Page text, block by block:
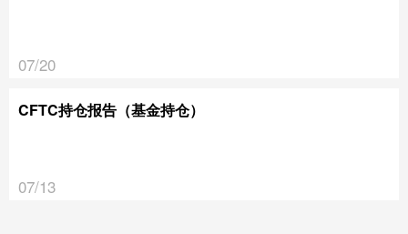
07/20
CFTC持仓报告（基金持仓）
07/13